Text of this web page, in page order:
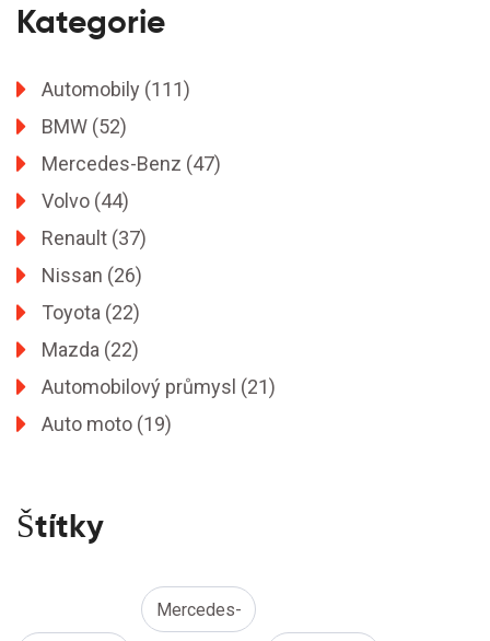
Kategorie
Automobily (111)
BMW (52)
Mercedes-Benz (47)
Volvo (44)
Renault (37)
Nissan (26)
Toyota (22)
Mazda (22)
Automobilový průmysl (21)
Auto moto (19)
Štítky
Mercedes-